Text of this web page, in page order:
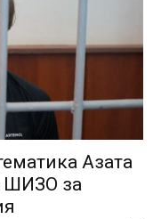
Азата
ШИЗО за